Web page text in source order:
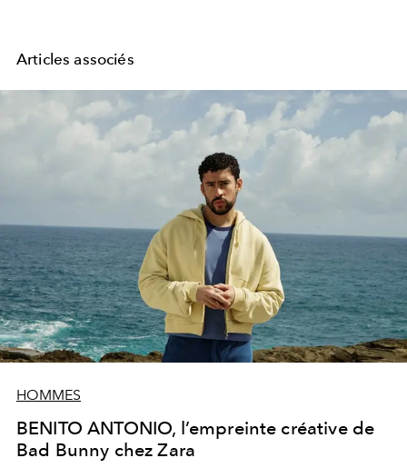
Articles associés
HOMMES
BENITO ANTONIO, l’empreinte créative de
Bad Bunny chez Zara